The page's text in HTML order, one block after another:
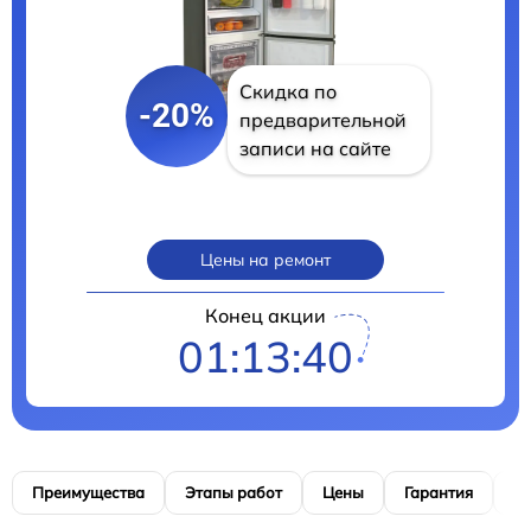
-20%
Скидка по
предварительной
записи на сайте
Цены на ремонт
Конец акции
01:13:40
Преимущества Этапы работ Цены Гарантия